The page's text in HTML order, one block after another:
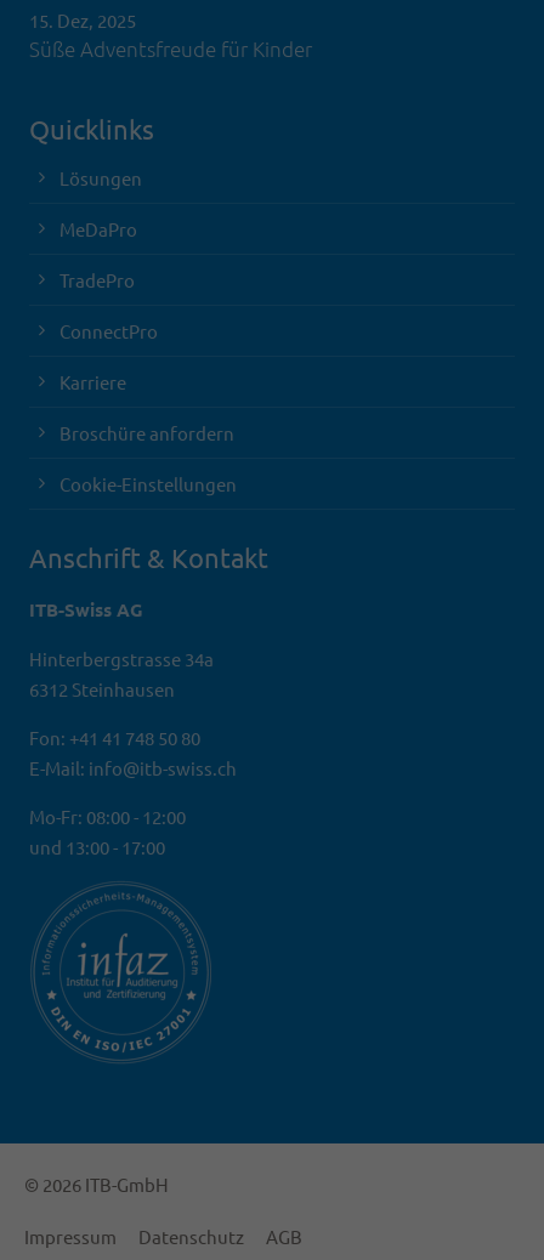
15. Dez, 2025
Süße Adventsfreude für Kinder
Quicklinks
Lösungen
MeDaPro
TradePro
ConnectPro
Karriere
Broschüre anfordern
Cookie-Einstellungen
Anschrift & Kontakt
ITB-Swiss AG
Hinterbergstrasse 34a
6312 Steinhausen
Fon: +41 41 748 50 80
E-Mail: info@itb-swiss.ch
Mo-Fr: 08:00 - 12:00
und 13:00 - 17:00
© 2026 ITB-GmbH
Impressum Datenschutz AGB